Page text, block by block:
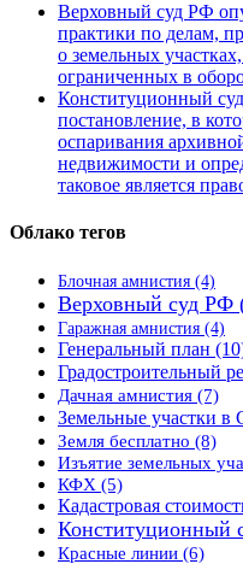
Верховный суд РФ
практики по делам,
о земельных
ограниченных в
Конституционный
постановление, в
оспаривания
недвижимости и
таковое является
Облако тегов
Блочная амнистия (4)
Верховный суд РФ
Гаражная амнистия (4)
Генеральный план
Градостроительный
Дачная амнистия (7)
Земельные участки
Земля бесплатно (8)
Изъятие земельных
КФХ (5)
Кадастровая
Конституционный
Красные линии (6)